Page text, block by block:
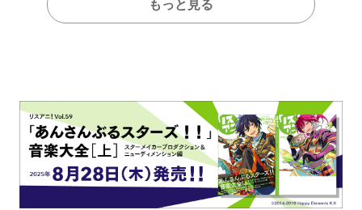
もっと見る